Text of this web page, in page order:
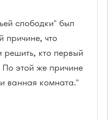
слободки" был
причине, что
кто первый
этой же причине
ванная комната."